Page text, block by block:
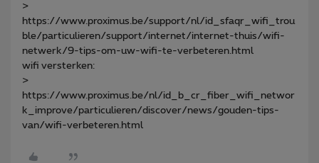
>
https://www.proximus.be/support/nl/id_sfaqr_wifi_trou
ble/particulieren/support/internet/internet-thuis/wifi-
netwerk/9-tips-om-uw-wifi-te-verbeteren.html
wifi versterken:
>
https://www.proximus.be/nl/id_b_cr_fiber_wifi_networ
k_improve/particulieren/discover/news/gouden-tips-
van/wifi-verbeteren.html